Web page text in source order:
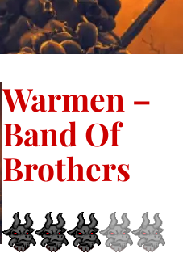
Warmen –
Band Of
Brothers